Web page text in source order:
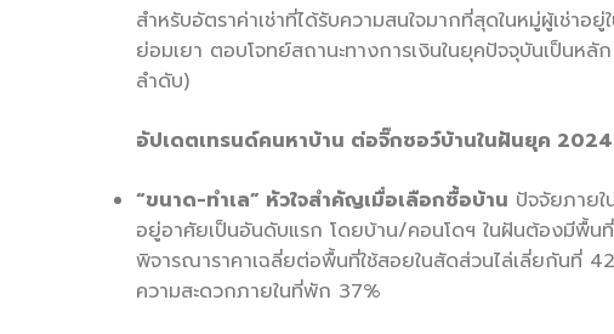
สำหรับอัตราค่าเช่าที่ได้รับความสนใจมากที่สุดในหมู่ผู้เช่า
ย่อมเยา ตอบโจทย์สถานะทางการเงินในยุคปัจจุบันเป็น
ลำดับ)
อัปเดตเทรนด์คนหาบ้าน ต่อจิ๊กซอว์บ้านในฝันยุค 2024
“ขนาด-ทำเล” หัวใจสำคัญเมื่อเลือกซื้อบ้าน ปัจจัยภาย
อยู่อาศัยเป็นอันดับแรก โดยบ้าน/คอนโดฯ ในฝันต้องมีพื้น
พิจารณาราคาเฉลี่ยต่อพื้นที่ใช้สอยในสัดส่วนไล่เลี่ยกันที่
ความสะดวกภายในที่พัก 37%